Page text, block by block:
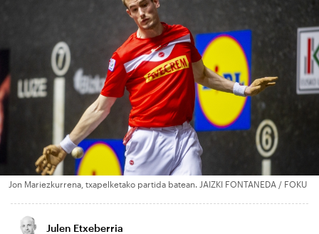
Jon Mariezkurrena, txapelketako partida batean. JAIZKI FONTANEDA / FOKU
Julen Etxeberria